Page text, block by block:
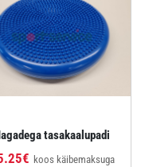
tasakaalupadi
koos käibemaksuga